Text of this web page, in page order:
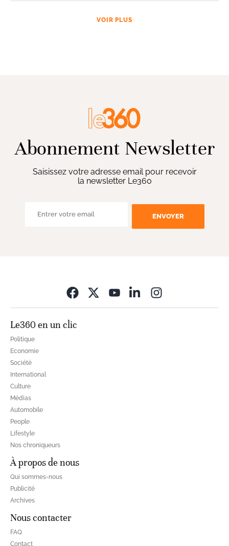
VOIR PLUS
Abonnement Newsletter
Saisissez votre adresse email pour recevoir
la newsletter Le360
ENVOYER
Le360 en un clic
Politique
Economie
Société
International
Culture
Médias
Automobile
People
Lifestyle
Nos chroniqueurs
À propos de nous
Qui sommes-nous
Publicité
Archives
Nous contacter
FAQ
Contact